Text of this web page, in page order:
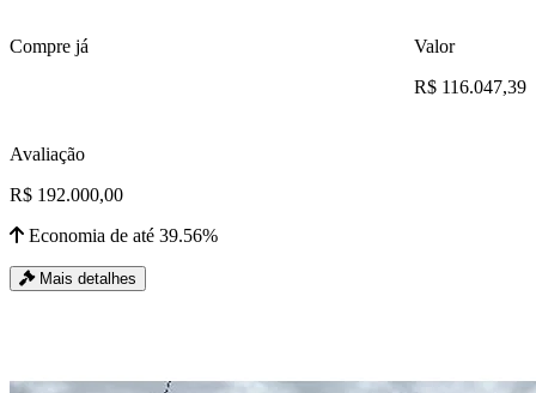
Compre já
Valor
R$ 116.047,39
Avaliação
R$ 192.000,00
Economia de até 39.56%
Mais detalhes